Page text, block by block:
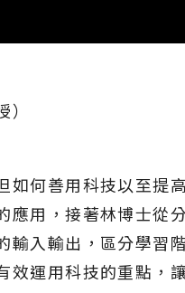
）
如何善用科技以至提
應用，接著林博士從
輸入輸出，區分學習
效運用科技的重點，